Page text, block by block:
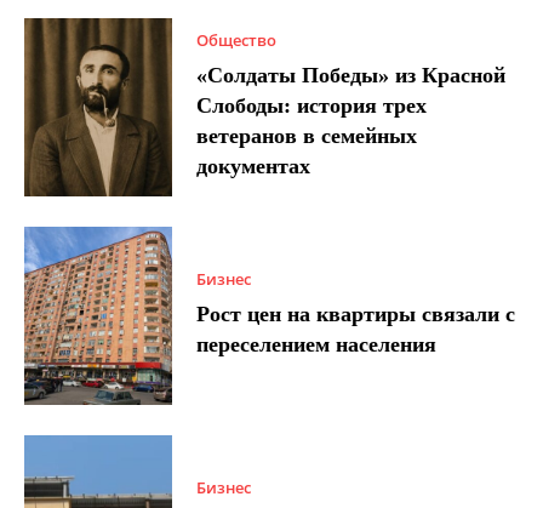
Общество
«Солдаты Победы» из Красной
Слободы: история трех
ветеранов в семейных
документах
Бизнес
Рост цен на квартиры связали с
переселением населения
Бизнес